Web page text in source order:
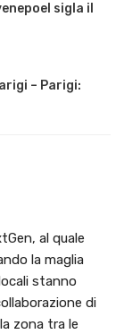
sigla il
– Parigi:
al quale
la maglia
stanno
di
zona tra le